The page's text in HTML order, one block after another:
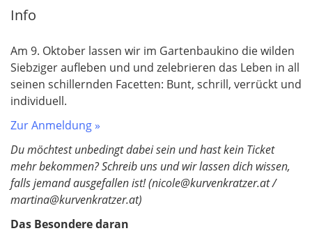
Info
​​​​​​​Am 9. Oktober lassen wir im Gartenbaukino die wilden
Siebziger aufleben und und zelebrieren das Leben in all
seinen schillernden Facetten: Bunt, schrill, verrückt und
individuell.
Zur Anmeldung »
Du möchtest unbedingt dabei sein und hast kein Ticket
mehr bekommen? Schreib uns und wir lassen dich wissen,
falls jemand ausgefallen ist! (nicole@kurvenkratzer.at /
martina@kurvenkratzer.at)
Das Besondere daran